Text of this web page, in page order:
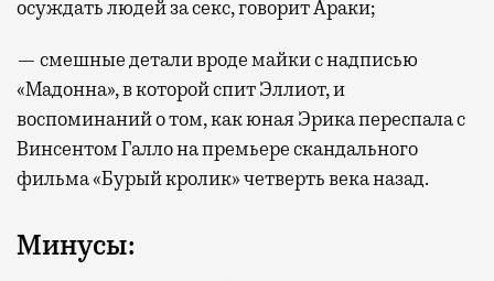
осуждать людей за секс, говорит Араки;
— смешные детали вроде майки с надписью
«Мадонна», в которой спит Эллиот, и
воспоминаний о том, как юная Эрика переспала с
Винсентом Галло на премьере скандального
фильма «Бурый кролик» четверть века назад.
Минусы: